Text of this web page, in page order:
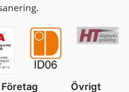
Företag Övrigt